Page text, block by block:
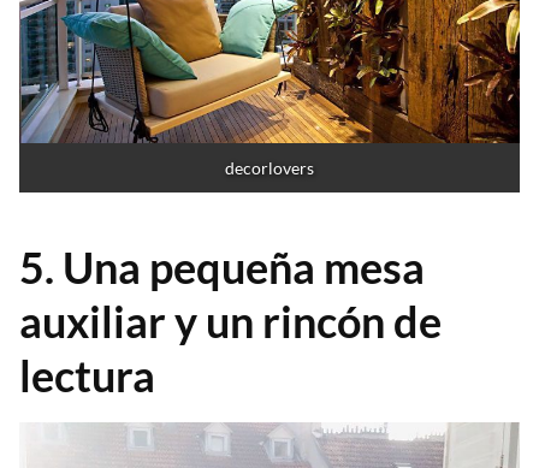
decorlovers
5. Una pequeña mesa
auxiliar y un rincón de
lectura